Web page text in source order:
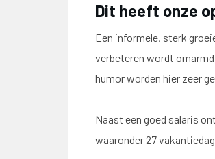
Dit heeft onze
Een informele, sterk
verbeteren wordt
humor worden hier zeer
Naast een goed salaris
waaronder 27